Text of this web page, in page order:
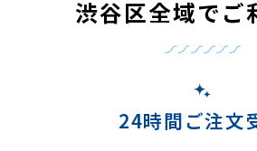
渋谷区全域でご
24時間ご注文